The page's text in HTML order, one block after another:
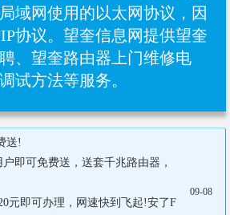
域网使用的以太网协议，因
协议。望奎信息网提供望奎
、望奎路由器上门维修电
试方法等服务。
送!
即可免费送，送套千兆路由器，
元即可办理，网速快到飞起!安了F
09-08